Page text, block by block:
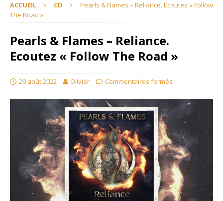
ACCUEIL CD
Pearls & Flames – Reliance. Ecoutez « Follow
The Road »
Pearls & Flames – Reliance.
Ecoutez « Follow The Road »
29 août 2022 Olivier Commentaires fermés